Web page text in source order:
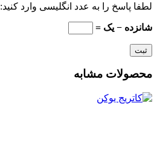
لطفا پاسخ را به عدد انگلیسی وارد کنید:
شانزده − یک =
محصولات مشابه